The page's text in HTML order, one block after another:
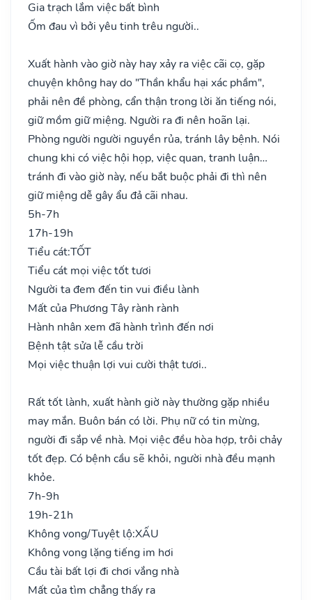
Gia trạch lắm việc bất bình
Ốm đau vì bởi yêu tinh trêu người..
Xuất hành vào giờ này hay xảy ra việc cãi cọ, gặp
chuyện không hay do "Thần khẩu hại xác phầm",
phải nên đề phòng, cẩn thận trong lời ăn tiếng nói,
giữ mồm giữ miệng. Người ra đi nên hoãn lại.
Phòng người người nguyền rủa, tránh lây bệnh. Nói
chung khi có việc hội họp, việc quan, tranh luận…
tránh đi vào giờ này, nếu bắt buộc phải đi thì nên
giữ miệng dễ gây ẩu đả cãi nhau.
5h-7h
17h-19h
Tiểu cát:TỐT
Tiểu cát mọi việc tốt tươi
Người ta đem đến tin vui điều lành
Mất của Phương Tây rành rành
Hành nhân xem đã hành trình đến nơi
Bệnh tật sửa lễ cầu trời
Mọi việc thuận lợi vui cười thật tươi..
Rất tốt lành, xuất hành giờ này thường gặp nhiều
may mắn. Buôn bán có lời. Phụ nữ có tin mừng,
người đi sắp về nhà. Mọi việc đều hòa hợp, trôi chảy
tốt đẹp. Có bệnh cầu sẽ khỏi, người nhà đều mạnh
khỏe.
7h-9h
19h-21h
Không vong/Tuyệt lộ:XẤU
Không vong lặng tiếng im hơi
Cầu tài bất lợi đi chơi vắng nhà
Mất của tìm chẳng thấy ra